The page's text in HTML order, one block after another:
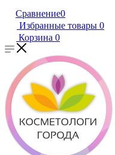
Сравнение0
Избранные товары 0
Корзина 0